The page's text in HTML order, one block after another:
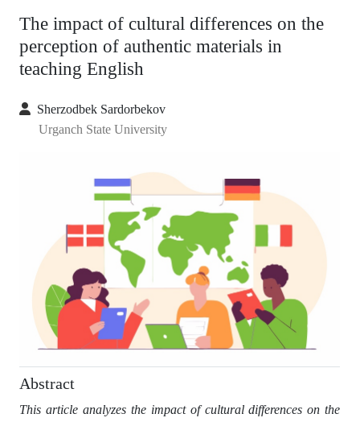
The impact of cultural differences on the
perception of authentic materials in
teaching English
Sherzodbek Sardorbekov
Urganch State University
Abstract
This article analyzes the impact of cultural differences on the